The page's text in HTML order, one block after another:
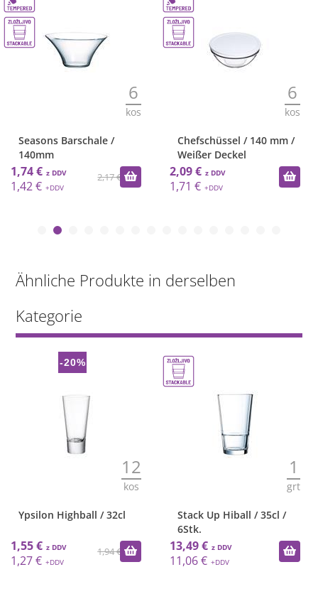
6
kos
Seasons Barschale /
140mm
2,17 €
1,74 €
1,42 €
6
kos
Chefschüssel / 140 mm /
Weißer Deckel
2,09 €
1,71 €
Ähnliche Produkte in derselben
Kategorie
-20%
12
kos
Ypsilon Highball / 32cl
1,94 €
1,55 €
1,27 €
1
grt
Stack Up Hiball / 35cl /
6Stk.
13,49 €
11,06 €